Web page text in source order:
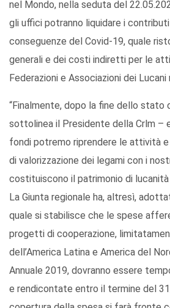
nel Mondo, nella seduta del
gli uffici potranno liquidare i
conseguenze del Covid-19, quale
generali e dei costi indiretti per le
Federazioni e Associazioni dei Lucani
“Finalmente, dopo la fine dello stato
sottolinea il Presidente della Crlm –
fondi potremo riprendere le attività e
di valorizzazione dei legami con i
costituiscono il patrimonio di lucanità
La Giunta regionale ha, altresì,
quale si stabilisce che le spese
progetti di cooperazione,
dell’America Latina e America del
Annuale 2019, dovranno essere
e rendicontate entro il termine del